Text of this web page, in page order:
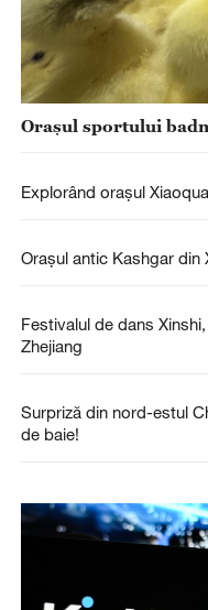
Orașul sportului
Explorând orașul
Orașul antic Kashgar din
Festivalul de dans
Zhejiang
Surpriză din nord-estul
de baie!